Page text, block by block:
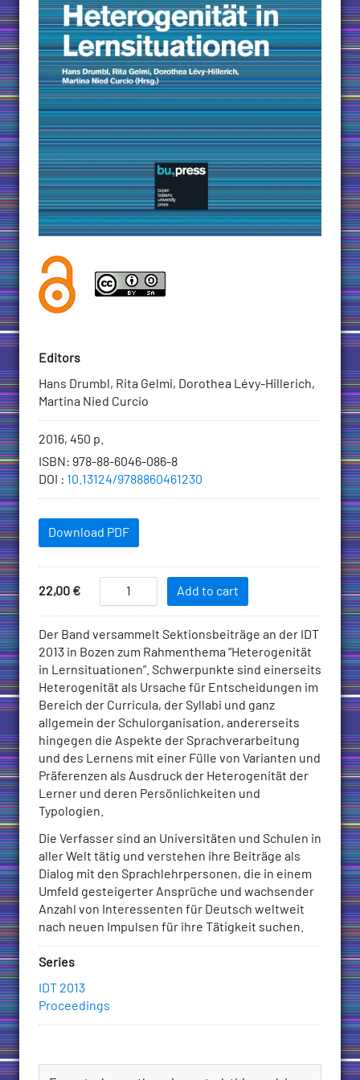
Editors
Hans Drumbl, Rita Gelmi, Dorothea Lévy-Hillerich,
Martina Nied Curcio
Bibliographic
information
2016, 450 p.
ISBN : 978-88-6046-086-8
DOI
: 10.13124/9788860461230
Downloadables
Download PDF
Price
22,00 €
Add
to
Cart
2013/4
Heterogenität
in
Lernsituationen
quantity
Add to cart
Description
Der Band versammelt Sektionsbeiträge an der IDT
2013 in Bozen zum Rahmenthema “Heterogenität
in Lernsitua­tionen”. Schwerpunkte sind einerseits
Heterogenität als Ursache für Entscheidungen im
Bereich der Curricula, der Syllabi und ganz
allgemein der Schulorganisation, andererseits
hingegen die Aspekte der Sprachverarbeitung
und des Lernens mit einer Fülle von Varianten und
Präferenzen als Ausdruck der Heterogenität der
Lerner und deren Persönlichkeiten und
Typologien.
Die Verfasser sind an Universitäten und Schulen in
aller Welt tätig und verstehen ihre Beiträge als
Dialog mit den Sprachlehrpersonen, die in einem
Umfeld gesteigerter Ansprüche und wachsender
Anzahl von Interessenten für Deutsch weltweit
nach neuen Impulsen für ihre Tätigkeit suchen.
Series
IDT 2013
Proceedings